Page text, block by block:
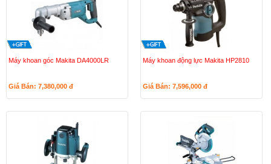
Máy khoan góc Makita DA4000LR
Giá Bán: 7,380,000 đ
Máy khoan động lực Makita HP2810
Giá Bán: 7,596,000 đ